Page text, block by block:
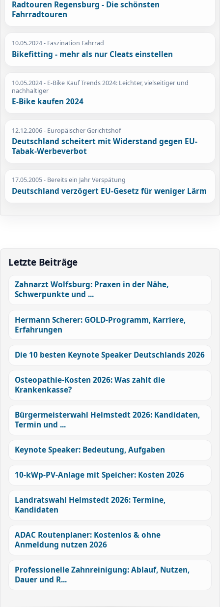
Radtouren Regensburg - Die schönsten
Fahrradtouren
10.05.2024- Faszination Fahrrad
Bikefitting - mehr als nur Cleats einstellen
10.05.2024- E-Bike Kauf Trends 2024: Leichter, vielseitiger und
nachhaltiger
E-Bike kaufen 2024
12.12.2006- Europäischer Gerichtshof
Deutschland scheitert mit Widerstand gegen EU-
Tabak-Werbeverbot
17.05.2005- Bereits ein Jahr Verspätung
Deutschland verzögert EU-Gesetz für weniger Lärm
Letzte Beiträge
Zahnarzt Wolfsburg: Praxen in der Nähe,
Schwerpunkte und ...
Hermann Scherer: GOLD-Programm, Karriere,
Erfahrungen
Die 10 besten Keynote Speaker Deutschlands 2026
Osteopathie-Kosten 2026: Was zahlt die
Krankenkasse?
Bürgermeisterwahl Helmstedt 2026: Kandidaten,
Termin und ...
Keynote Speaker: Bedeutung, Aufgaben
10-kWp-PV-Anlage mit Speicher: Kosten 2026
Landratswahl Helmstedt 2026: Termine,
Kandidaten
ADAC Routenplaner: Kostenlos & ohne
Anmeldung nutzen 2026
Professionelle Zahnreinigung: Ablauf, Nutzen,
Dauer und R...